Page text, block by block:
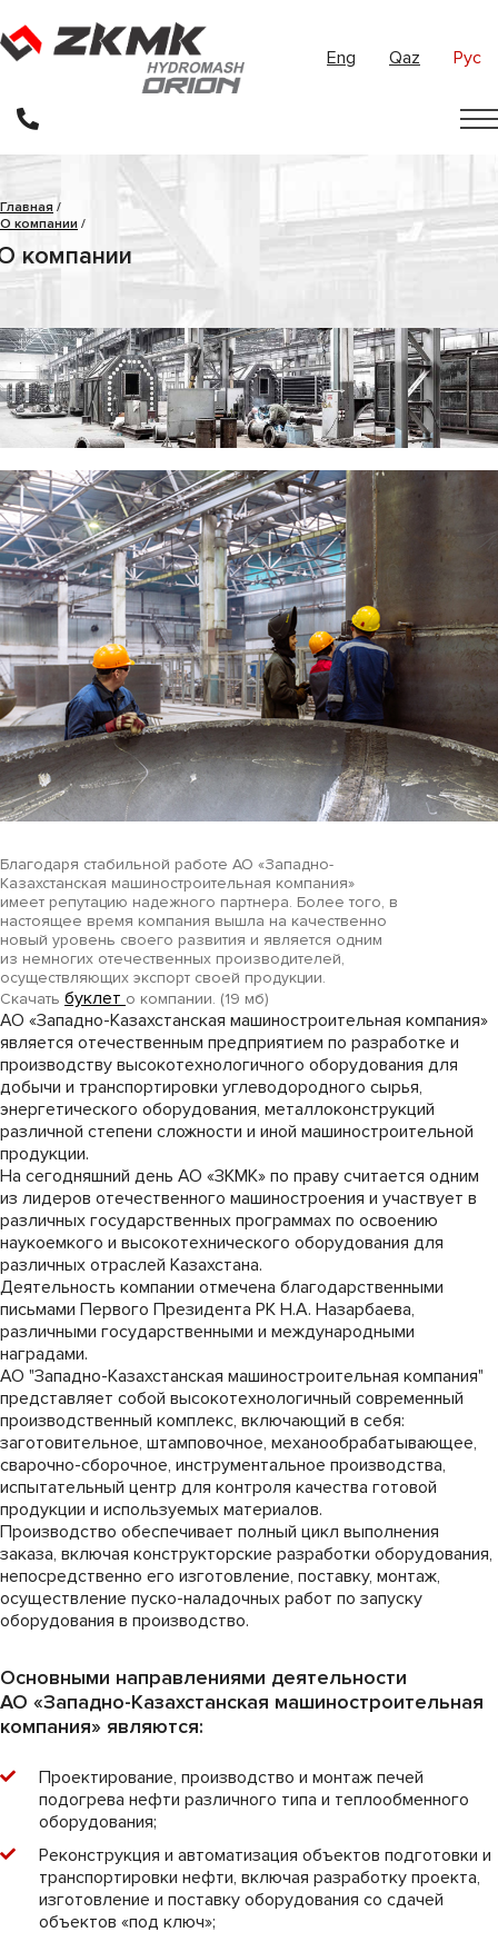
Eng Qaz Рус
Главная /
О компании /
компании
Благодаря стабильной работе АО «Западно-
Казахстанская машиностроительная компания»
имеет репутацию надежного партнера. Более того, в
настоящее время компания вышла на качественно
новый уровень своего развития и является одним
из немногих отечественных производителей,
осуществляющих экспорт своей продукции.
Скачать буклет о компании. (19 мб)
АО «Западно-Казахстанская машиностроительная компания»
является отечественным предприятием по разработке и
производству высокотехнологичного оборудования для
добычи и транспортировки углеводородного сырья,
энергетического оборудования, металлоконструкций
различной степени сложности и иной машиностроительной
продукции.
На сегодняшний день АО «ЗКМК» по праву считается одним
из лидеров отечественного машиностроения и участвует в
различных государственных программах по освоению
наукоемкого и высокотехнического оборудования для
различных отраслей Казахстана.
Деятельность компании отмечена благодарственными
письмами Первого Президента РК Н.А. Назарбаева,
различными государственными и международными
наградами.
АО "Западно-Казахстанская машиностроительная компания"
представляет собой высокотехнологичный современный
производственный комплекс, включающий в себя:
заготовительное, штамповочное, механообрабатывающее,
сварочно-сборочное, инструментальное производства,
испытательный центр для контроля качества готовой
продукции и используемых материалов.
Производство обеспечивает полный цикл выполнения
заказа, включая конструкторские разработки оборудования,
непосредственно его изготовление, поставку, монтаж,
осуществление пуско-наладочных работ по запуску
оборудования в производство.
Основными направлениями деятельности
АО «Западно-Казахстанская машиностроительная
компания» являются:
Проектирование, производство и монтаж печей
подогрева нефти различного типа и теплообменного
оборудования;
Реконструкция и автоматизация объектов подготовки и
транспортировки нефти, включая разработку проекта,
изготовление и поставку оборудования со сдачей
объектов «под ключ»;